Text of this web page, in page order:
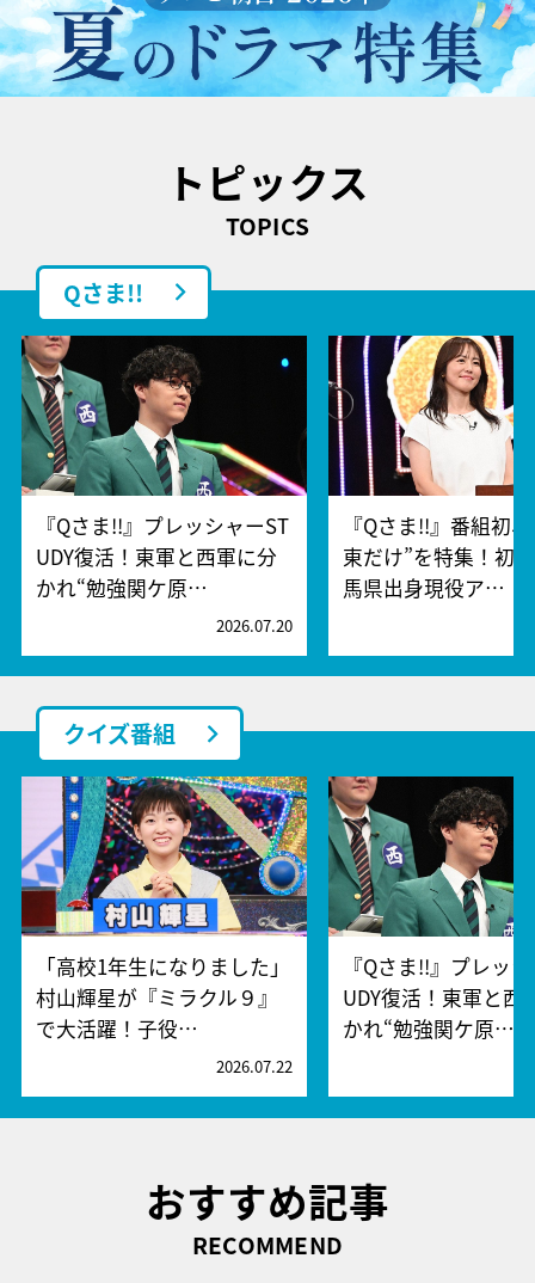
トピックス
TOPICS
Qさま!!
『Qさま!!』プレッシャーST
UDY復活！東軍と西軍に分
かれ“勉強関ケ原…
2026.07.20
『Qさま!!』番組初
東だけ”を特集！初
馬県出身現役ア…
クイズ番組
「高校1年生になりました」
村山輝星が『ミラクル９』
で大活躍！子役…
2026.07.22
『Qさま!!』プレッ
UDY復活！東軍と西
かれ“勉強関ケ原…
おすすめ記事
RECOMMEND